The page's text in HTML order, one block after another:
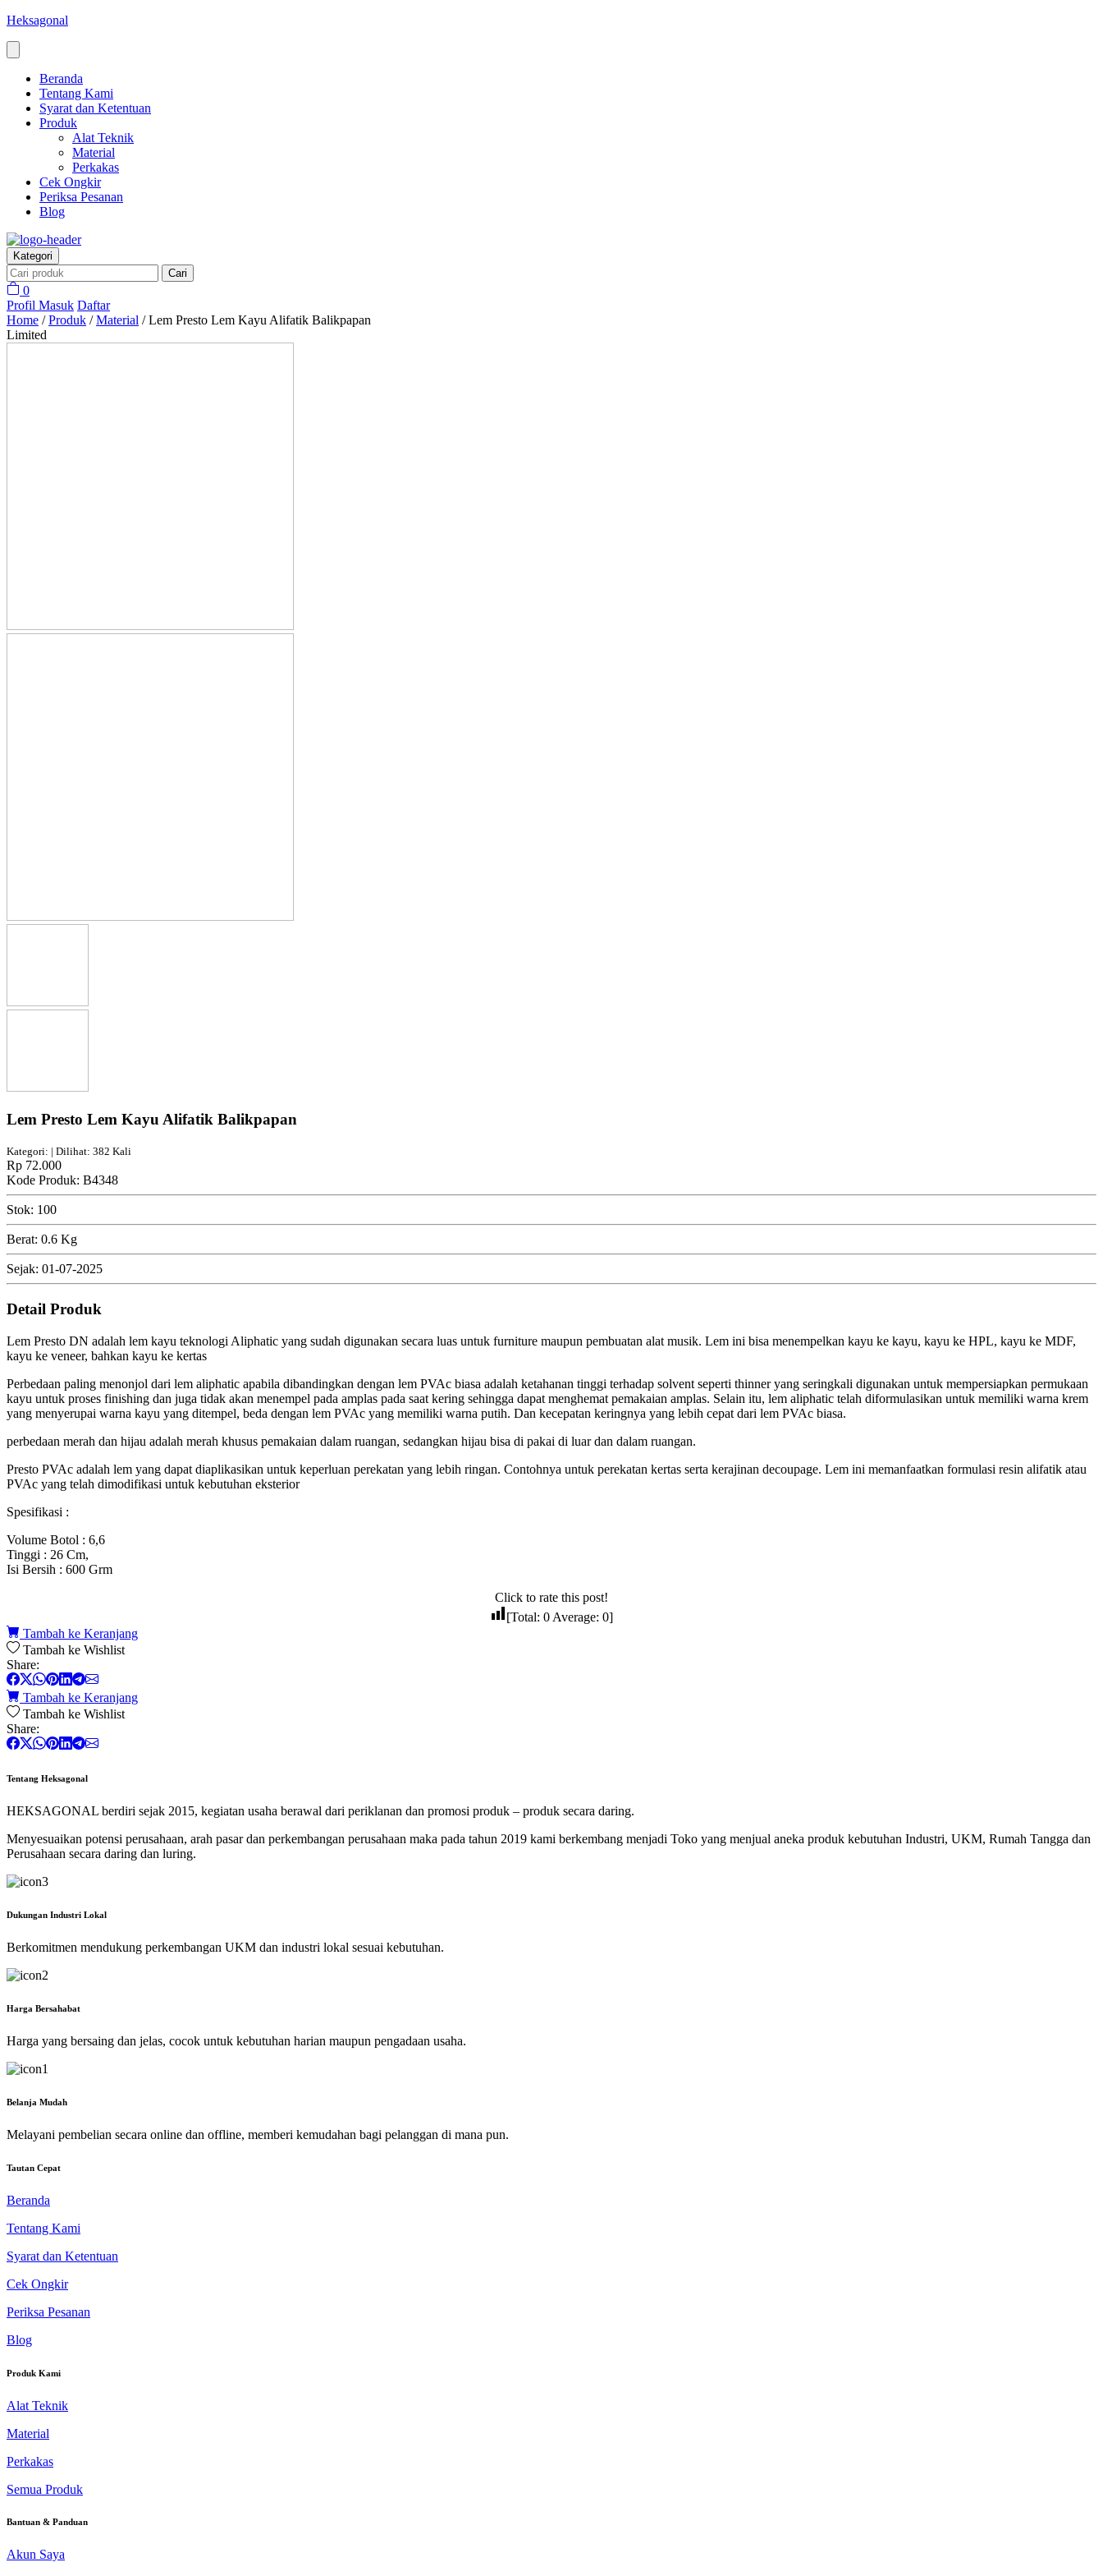
Heksagonal
Beranda
Tentang Kami
Syarat dan Ketentuan
Produk
Alat Teknik
Material
Perkakas
Cek Ongkir
Periksa Pesanan
Blog
Kategori
Cari
0
Profil Masuk Daftar
Home /Produk /Material /Lem Presto Lem Kayu Alifatik Balikpapan
Limited
Lem Presto Lem Kayu Alifatik Balikpapan
Kategori: | Dilihat: 382 Kali
Rp 72.000
Kode Produk: B4348
Stok: 100
Berat: 0.6 Kg
Sejak: 01-07-2025
Detail Produk
Lem Presto DN adalah lem kayu teknologi Aliphatic yang sudah digunakan secara luas untuk furniture maupun pembuatan alat musik. Lem ini bisa menempelkan kayu ke kayu, kayu ke HPL, kayu ke MDF,
kayu ke veneer, bahkan kayu ke kertas
Perbedaan paling menonjol dari lem aliphatic apabila dibandingkan dengan lem PVAc biasa adalah ketahanan tinggi terhadap solvent seperti thinner yang seringkali digunakan untuk mempersiapkan permukaan
kayu untuk proses finishing dan juga tidak akan menempel pada amplas pada saat kering sehingga dapat menghemat pemakaian amplas. Selain itu, lem aliphatic telah diformulasikan untuk memiliki warna krem
yang menyerupai warna kayu yang ditempel, beda dengan lem PVAc yang memiliki warna putih. Dan kecepatan keringnya yang lebih cepat dari lem PVAc biasa.
perbedaan merah dan hijau adalah merah khusus pemakaian dalam ruangan, sedangkan hijau bisa di pakai di luar dan dalam ruangan.
Presto PVAc adalah lem yang dapat diaplikasikan untuk keperluan perekatan yang lebih ringan. Contohnya untuk perekatan kertas serta kerajinan decoupage. Lem ini memanfaatkan formulasi resin alifatik atau
PVAc yang telah dimodifikasi untuk kebutuhan eksterior
Spesifikasi :
Volume Botol : 6,6
Tinggi : 26 Cm,
Isi Bersih : 600 Grm
Click to rate this post!
[Total: 0 Average: 0]
Tambah ke Keranjang
Tambah ke Wishlist
Share:
Tambah ke Keranjang
Tambah ke Wishlist
Share:
Tentang Heksagonal
HEKSAGONAL berdiri sejak 2015, kegiatan usaha berawal dari periklanan dan promosi produk – produk secara daring.
Menyesuaikan potensi perusahaan, arah pasar dan perkembangan perusahaan maka pada tahun 2019 kami berkembang menjadi Toko yang menjual aneka produk kebutuhan Industri, UKM, Rumah Tangga dan
Perusahaan secara daring dan luring.
Dukungan Industri Lokal
Berkomitmen mendukung perkembangan UKM dan industri lokal sesuai kebutuhan.
Harga Bersahabat
Harga yang bersaing dan jelas, cocok untuk kebutuhan harian maupun pengadaan usaha.
Belanja Mudah
Melayani pembelian secara online dan offline, memberi kemudahan bagi pelanggan di mana pun.
Tautan Cepat
Beranda
Tentang Kami
Syarat dan Ketentuan
Cek Ongkir
Periksa Pesanan
Blog
Produk Kami
Alat Teknik
Material
Perkakas
Semua Produk
Bantuan & Panduan
Akun Saya